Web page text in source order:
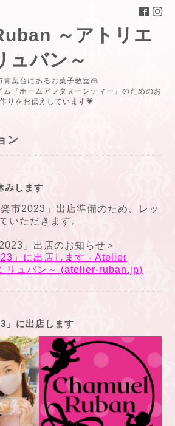
～アトリエ
ュバン～
青葉台にあるお菓子教室🍰
ム『ホームアフタヌーンティー』のためのお
りをお伝えしています💗
ン
みします
市2023」出店準備のため、レッ
いただきます。
」出店のお知らせ＞
」に出店します - Atelier
リュバン～ (atelier-ruban.jp)
」に出店します